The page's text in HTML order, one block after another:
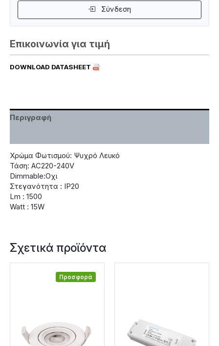
Επικοινωνία για τιμή
DOWNLOAD DATASHEET
Σύνδεση
Περιγραφή
Χρώμα Φωτισμού: Ψυχρό Λευκό
Τάση: AC220-240V
Dimmable:Οχι
Στεγανότητα : IP20
Lm : 1500
Watt : 15W
Σχετικά προϊόντα
Προσφορά